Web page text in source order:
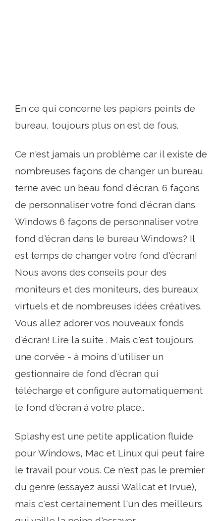
En ce qui concerne les papiers peints de
bureau, toujours plus on est de fous.
Ce n'est jamais un problème car il existe de
nombreuses façons de changer un bureau
terne avec un beau fond d'écran. 6 façons
de personnaliser votre fond d'écran dans
Windows 6 façons de personnaliser votre
fond d'écran dans le bureau Windows? Il
est temps de changer votre fond d'écran!
Nous avons des conseils pour des
moniteurs et des moniteurs, des bureaux
virtuels et de nombreuses idées créatives.
Vous allez adorer vos nouveaux fonds
d'écran! Lire la suite . Mais c'est toujours
une corvée - à moins d'utiliser un
gestionnaire de fond d'écran qui
télécharge et configure automatiquement
le fond d'écran à votre place..
Splashy est une petite application fluide
pour Windows, Mac et Linux qui peut faire
le travail pour vous. Ce n'est pas le premier
du genre (essayez aussi Wallcat et Irvue),
mais c'est certainement l'un des meilleurs